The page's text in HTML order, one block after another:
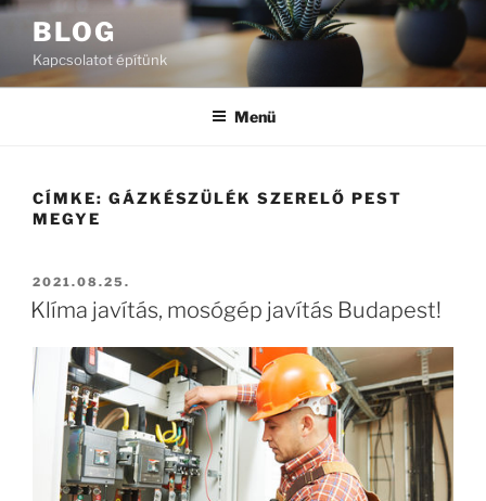
Tartalomhoz
BLOG
Kapcsolatot építünk
Menü
CÍMKE: GÁZKÉSZÜLÉK SZERELŐ PEST
MEGYE
BEKÜLDVE:
2021.08.25.
Klíma javítás, mosógép javítás Budapest!